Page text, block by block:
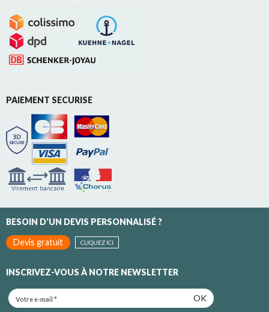
PAIEMENT SECURISE
BESOIN D'UN DEVIS PERSONNALISÉ ?
Devis gratuit
CLIQUEZ ICI
INSCRIVEZ-VOUS À NOTRE NEWSLETTER
OK